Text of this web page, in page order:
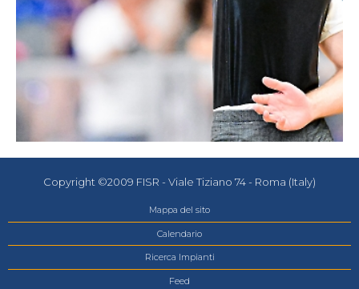
Copyright ©2009 FISR - Viale Tiziano 74 - Roma (Italy)
Mappa del sito
Calendario
Ricerca Impianti
Feed